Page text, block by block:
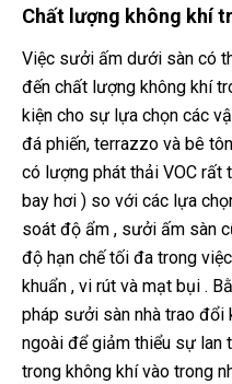
Chất lượng không khí
Việc sưởi ấm dưới sàn có
đến chất lượng không khí
kiện cho sự lựa chọn các
đá phiến, terrazzo và bê
có lượng phát thải VOC rất
bay hơi ) so với các lựa
soát độ ẩm , sưởi ấm sàn
độ hạn chế tối đa trong
khuẩn , vi rút và mạt bụi .
pháp sưởi sàn nhà trao
ngoài để giảm thiểu sự lan
trong không khí vào trong